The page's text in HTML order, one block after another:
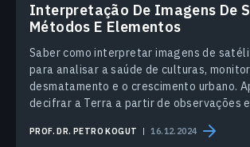
Interpretação De Imagens De
Métodos E Elementos
Saber como interpretar imagens de
para analisar a saúde de culturas,
desmatamento e o crescimento urbano.
decifrar a Terra a partir de observações
PROF. DR. PETRO KOGUT 16.12.2024